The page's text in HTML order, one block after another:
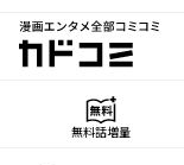
漫画エンタメ全部
カドコ
無料話増量